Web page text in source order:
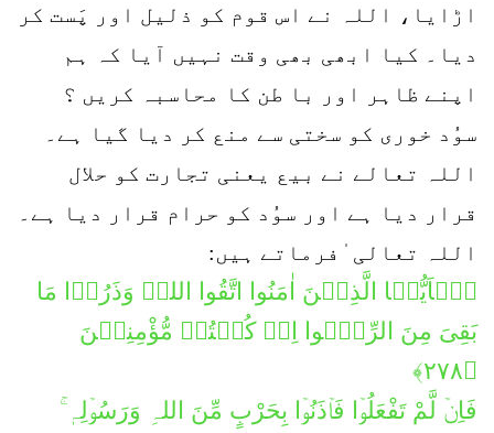
اڑایا، اللہ نے اس قوم کو ذلیل اور پَست کر
دیا۔ کیا ابھی بھی وقت نہیں آیا کہ ہم
اپنے ظاہر اور با طن کا محاسبہ کریں ؟
سوُد خوری کو سختی سے منع کر دیا گیا ہے۔
اللہ تعالے نے بیع یعنی تجارت کو حلال
قرار دیا ہے اور سوُد کو حرام قرار دیا ہے۔
اللہ تعالی ٰفرماتے ہیں:
یٰۤاَیُّہَا الَّذِیۡنَ اٰمَنُوا اتَّقُوا اللہَ وَذَرُوۡا مَا
بَقِیَ مِنَ الرِّبٰۤوا اِنۡ كُنۡتُمۡ مُّؤْمِنِیۡنَ
﴿۲۷۸﴾
فَاِنۡ لَّمْ تَفْعَلُوۡا فَاۡذَنُوۡا بِحَرْبٍ مِّنَ اللہِ وَرَسُوۡلِہٖ ۚ